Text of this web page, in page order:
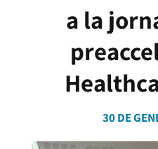
a la
30 DE